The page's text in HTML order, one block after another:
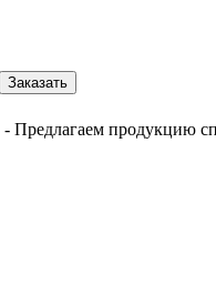
Заказать
- Предлагаем продукцию